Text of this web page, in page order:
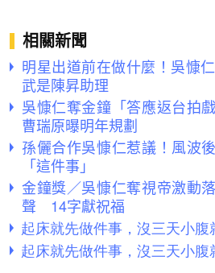
相關新聞
明星出道前在做什麼！吳慷
武是陳昇助理
吳慷仁奪金鐘「答應返台拍
曹瑞原曝明年規劃
孫儷合作吳慷仁惹議！風波
「這件事」
金鐘獎／吳慷仁奪視帝激動
聲 14字獻祝福